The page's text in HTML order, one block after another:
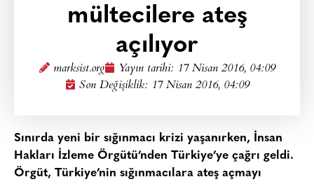
mültecilere ateş
açılıyor
marksist.org Yayın tarihi: 17 Nisan 2016, 04:09
Son Değişiklik: 17 Nisan 2016, 04:09
Sınırda yeni bir sığınmacı krizi yaşanırken, İnsan
Hakları İzleme Örgütü’nden Türkiye’ye çağrı geldi.
Örgüt, Türkiye’nin sığınmacılara ateş açmayı